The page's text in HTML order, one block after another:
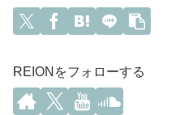
REIONをフォローする